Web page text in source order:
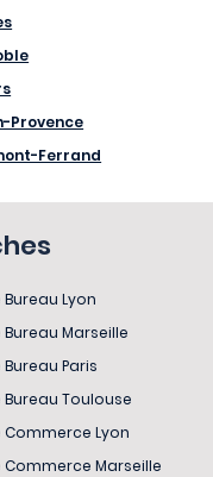
Provence
Ferrand
Lyon
Marseille
Paris
Bureau Toulouse
Commerce Lyon
Commerce Marseille